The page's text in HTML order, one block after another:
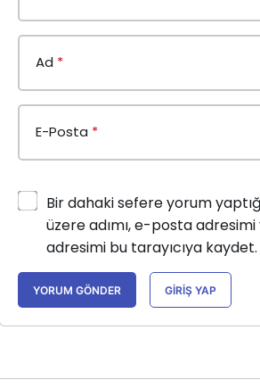
Ad *
E-Posta *
Bir dahaki sefere yorum
üzere adımı, e-posta
adresimi bu tarayıcıya kaydet.
YORUM GÖNDER GIRIŞ YAP